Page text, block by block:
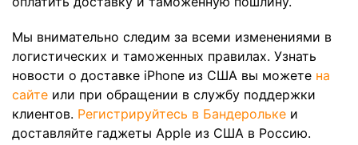
Мы внимательно следим за всеми изменениями в
логистических и таможенных правилах. Узнать
новости о доставке iPhone из США вы можете на
сайте или при обращении в службу поддержки
клиентов. Регистрируйтесь в Бандерольке и
доставляйте гаджеты Apple из США в Россию.